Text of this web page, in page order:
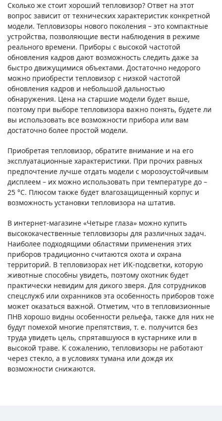
Сколько же стоит хороший тепловизор? Ответ на этот
вопрос зависит от технических характеристик конкретной
модели. Тепловизоры нового поколения – это компактные
устройства, позволяющие вести наблюдения в режиме
реального времени. Приборы с высокой частотой
обновления кадров дают возможность следить даже за
быстро движущимися объектами. Достаточно недорого
можно приобрести тепловизор с низкой частотой
обновления кадров и небольшой дальностью
обнаружения. Цена на старшие модели будет выше,
поэтому при выборе тепловизора важно понять, будете ли
вы использовать все возможности прибора или вам
достаточно более простой модели.
Приобретая тепловизор, обратите внимание и на его
эксплуатационные характеристики. При прочих равных
предпочтение лучше отдать модели с морозоустойчивым
дисплеем – их можно использовать при температуре до –
25 °C. Плюсом также будет влагозащищенный корпус и
возможность установки тепловизора на штатив.
В интернет-магазине «Четыре глаза» можно купить
высококачественные тепловизоры для различных задач.
Наиболее подходящими областями применения этих
приборов традиционно считаются охота и охрана
территорий. В тепловизорах нет ИК-подсветки, которую
животные способны увидеть, поэтому охотник будет
практически невидим для дикого зверя. Для сотрудников
спецслужб или охранников эта особенность приборов тоже
может оказаться важной. Отметим, что в тепловизионные
ПНВ хорошо видны особенности рельефа, также для них не
будут помехой многие препятствия, т. е. получится без
труда увидеть цель, спрятавшуюся в кустарнике или в
высокой траве. К сожалению, тепловизоры не работают
через стекло, а в условиях тумана или дождя их
возможности снижаются.